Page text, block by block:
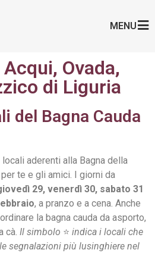
MENU
Ovada,
di Liguria
del Bagna Cauda
aderenti alla Bagna della
te e gli amici. I giorni da
29, venerdì 30, sabato 31
, a pranzo e a cena. Anche
la bagna cauda da asporto,
cà. Il simbolo ⭐️ indica i locali che
segnalazioni più lusinghiere nel